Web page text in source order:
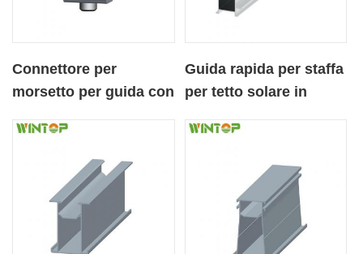
Connettore per
morsetto per guida con
solare
Guida rapida per staffa
per tetto solare in